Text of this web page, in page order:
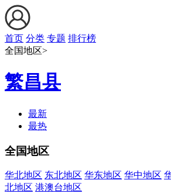
首页 分类 专题 排行榜
全国地区>
繁昌县
最新
最热
全国地区
华北地区 东北地区 华东地区 华中地区
北地区 港澳台地区